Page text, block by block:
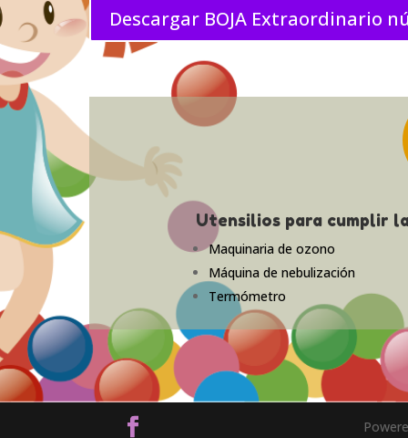
Descargar BOJA Extraordinario
Utensilios para cumplir
Maquinaria de ozono
Máquina de nebulización
Termómetro